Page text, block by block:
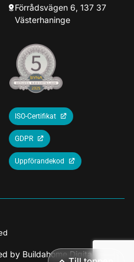
Förrådsvägen 6, 137 37
Västerhaninge
ISO-Certifikat
GDPR
Uppförandekod
by Buildahome Digital